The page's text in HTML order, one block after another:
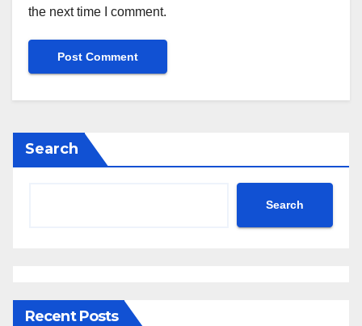
the next time I comment.
Search
Search
Recent Posts